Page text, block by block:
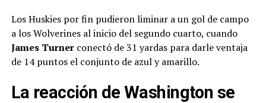
Los Huskies por fin pudieron liminar a un gol de campo
a los Wolverines al inicio del segundo cuarto, cuando
James Turnerconectó de 31 yardas para darle ventaja
de 14 puntos el conjunto de azul y amarillo.
La reacción de Washington se